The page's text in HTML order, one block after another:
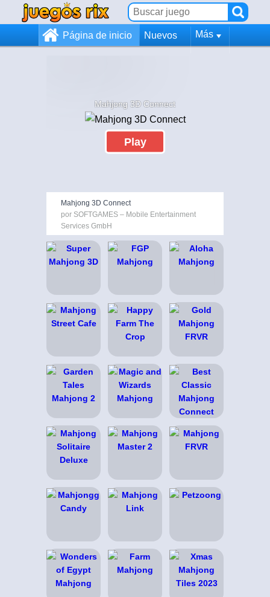
Página de inicio Nuevos Más
Mahjong 3D Connect
Play
Mahjong 3D Connect
por SOFTGAMES – Mobile Entertainment
Services GmbH